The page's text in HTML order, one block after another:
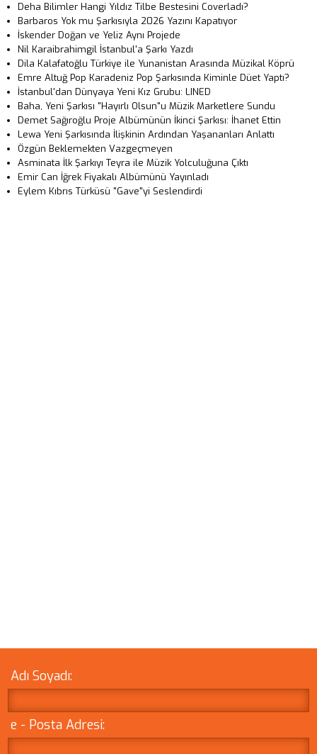
Deha Bilimler Hangi Yıldız Tilbe Bestesini Coverladı?
Barbaros Yok mu Şarkısıyla 2026 Yazını Kapatıyor
İskender Doğan ve Yeliz Aynı Projede
Nil Karaibrahimgil İstanbul'a Şarkı Yazdı
Dila Kalafatoğlu Türkiye ile Yunanistan Arasında Müzikal Köprü
Emre Altuğ Pop Karadeniz Pop Şarkısında Kiminle Düet Yaptı?
İstanbul'dan Dünyaya Yeni Kız Grubu: LINED
Baha, Yeni Şarkısı "Hayırlı Olsun"u Müzik Marketlere Sundu
Demet Sağıroğlu Proje Albümünün İkinci Şarkısı: İhanet Ettin
Lewa Yeni Şarkısında İlişkinin Ardından Yaşananları Anlattı
Özgün Beklemekten Vazgeçmeyen
Asminata İlk Şarkıyı Teyra ile Müzik Yolculuğuna Çıktı
Emir Can İğrek Fiyakalı Albümünü Yayınladı
Eylem Kıbrıs Türküsü "Gave"yi Seslendirdi
Adı Soyadı:
e - Posta Adresi: